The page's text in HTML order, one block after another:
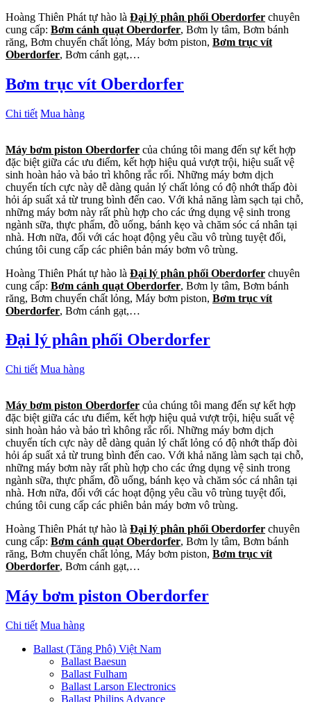
Hoàng Thiên Phát tự hào là Đại lý phân phối Oberdorfer chuyên
cung cấp: Bơm cánh quạt Oberdorfer, Bơm ly tâm, Bơm bánh
răng, Bơm chuyển chất lỏng, Máy bơm piston, Bơm trục vít
Oberdorfer, Bơm cánh gạt,…
Bơm trục vít Oberdorfer
Chi tiết Mua hàng
Máy bơm piston Oberdorfer của chúng tôi mang đến sự kết hợp
đặc biệt giữa các ưu điểm, kết hợp hiệu quả vượt trội, hiệu suất vệ
sinh hoàn hảo và bảo trì không rắc rối. Những máy bơm dịch
chuyển tích cực này dễ dàng quản lý chất lỏng có độ nhớt thấp đòi
hỏi áp suất xả từ trung bình đến cao. Với khả năng làm sạch tại chỗ,
những máy bơm này rất phù hợp cho các ứng dụng vệ sinh trong
ngành sữa, thực phẩm, đồ uống, bánh kẹo và chăm sóc cá nhân tại
nhà. Hơn nữa, đối với các hoạt động yêu cầu vô trùng tuyệt đối,
chúng tôi cung cấp các phiên bản máy bơm vô trùng.
Hoàng Thiên Phát tự hào là Đại lý phân phối Oberdorfer chuyên
cung cấp: Bơm cánh quạt Oberdorfer, Bơm ly tâm, Bơm bánh
răng, Bơm chuyển chất lỏng, Máy bơm piston, Bơm trục vít
Oberdorfer, Bơm cánh gạt,…
Đại lý phân phối Oberdorfer
Chi tiết Mua hàng
Máy bơm piston Oberdorfer của chúng tôi mang đến sự kết hợp
đặc biệt giữa các ưu điểm, kết hợp hiệu quả vượt trội, hiệu suất vệ
sinh hoàn hảo và bảo trì không rắc rối. Những máy bơm dịch
chuyển tích cực này dễ dàng quản lý chất lỏng có độ nhớt thấp đòi
hỏi áp suất xả từ trung bình đến cao. Với khả năng làm sạch tại chỗ,
những máy bơm này rất phù hợp cho các ứng dụng vệ sinh trong
ngành sữa, thực phẩm, đồ uống, bánh kẹo và chăm sóc cá nhân tại
nhà. Hơn nữa, đối với các hoạt động yêu cầu vô trùng tuyệt đối,
chúng tôi cung cấp các phiên bản máy bơm vô trùng.
Hoàng Thiên Phát tự hào là Đại lý phân phối Oberdorfer chuyên
cung cấp: Bơm cánh quạt Oberdorfer, Bơm ly tâm, Bơm bánh
răng, Bơm chuyển chất lỏng, Máy bơm piston, Bơm trục vít
Oberdorfer, Bơm cánh gạt,…
Máy bơm piston Oberdorfer
Chi tiết Mua hàng
Ballast (Tăng Phô) Việt Nam
Ballast Baesun
Ballast Fulham
Ballast Larson Electronics
Ballast Philips Advance